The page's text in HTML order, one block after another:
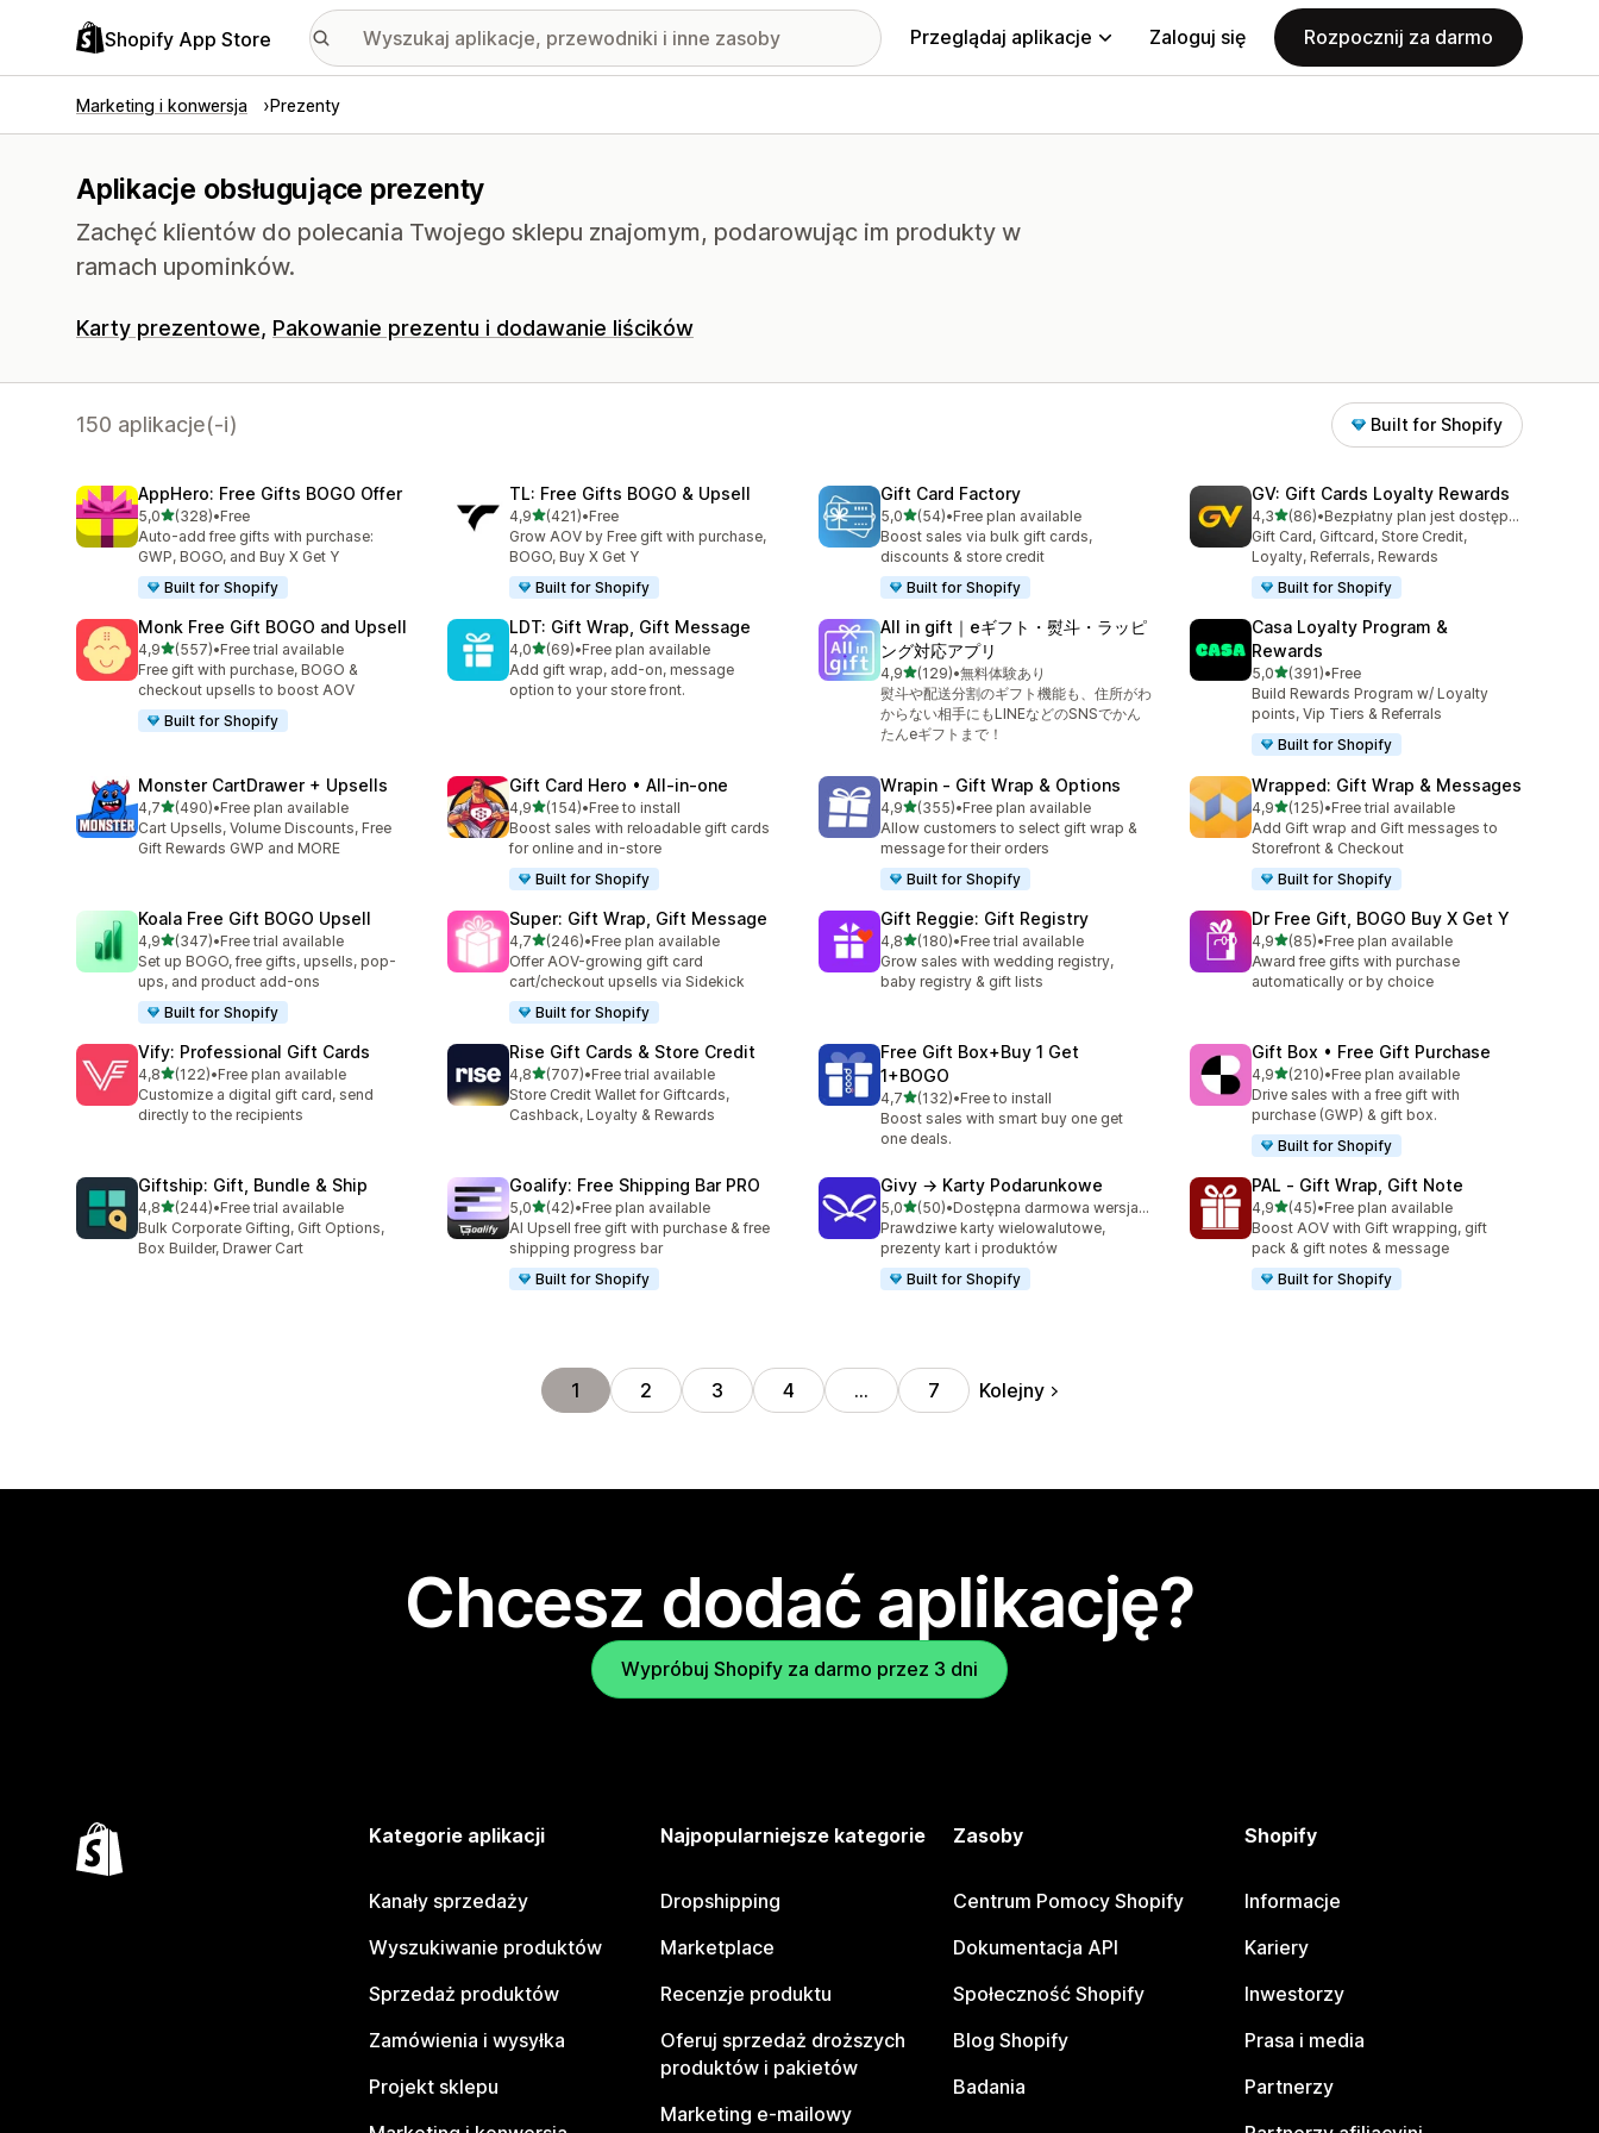
Shopify App Store Przeglądaj aplikacje Zaloguj się Rozpocznij za darmo
Marketing i konwersja Prezenty
Aplikacje obsługujące prezenty
Zachęć klientów do polecania Twojego sklepu znajomym, podarowując im produkty w
ramach upominków.
Karty prezentowe Pakowanie prezentu i dodawanie liścików
150 aplikacje(-i) Built for Shopify
AppHero: Free Gifts BOGO Offer
5,0na 5 gwiazdek
(328)
Łączna liczba recenzji: 328
•Free
Auto-add free gifts with purchase:
GWP, BOGO, and Buy X Get Y
Built for Shopify
TL: Free Gifts BOGO & Upsell
4,9na 5 gwiazdek
(421)
Łączna liczba recenzji: 421
•Free
Grow AOV by Free gift with purchase,
BOGO, Buy X Get Y
Built for Shopify
Gift Card Factory
5,0na 5 gwiazdek
(54)
Łączna liczba recenzji: 54
•Free plan available
Boost sales via bulk gift cards,
discounts & store credit
Built for Shopify
GV: Gift Cards Loyalty Rewards
4,3na 5 gwiazdek
(86)
Łączna liczba recenzji: 86
•
Bezpłatny plan jest dostępny
Gift Card, Giftcard, Store Credit,
Loyalty, Referrals, Rewards
Built for Shopify
Monk Free Gift BOGO and Upsell
4,9na 5 gwiazdek
(557)
Łączna liczba recenzji: 557
•Free trial available
Free gift with purchase, BOGO &
checkout upsells to boost AOV
Built for Shopify
LDT: Gift Wrap, Gift Message
4,0na 5 gwiazdek
(69)
Łączna liczba recenzji: 69
•Free plan available
Add gift wrap, add-on, message
option to your store front.
All in gift｜eギフト・熨斗・ラッピ
ング対応アプリ
4,9na 5 gwiazdek
(129)
Łączna liczba recenzji: 129
•無料体験あり
熨斗や配送分割のギフト機能も、住所がわ
からない相手にもLINEなどのSNSでかん
たんeギフトまで！
Casa Loyalty Program &
Rewards
5,0na 5 gwiazdek
(391)
Łączna liczba recenzji: 391
•Free
Build Rewards Program w/ Loyalty
points, Vip Tiers & Referrals
Built for Shopify
Monster CartDrawer + Upsells
4,7na 5 gwiazdek
(490)
Łączna liczba recenzji: 490
•Free plan available
Cart Upsells, Volume Discounts, Free
Gift Rewards GWP and MORE
Gift Card Hero • All‑in‑one
4,9na 5 gwiazdek
(154)
Łączna liczba recenzji: 154
•Free to install
Boost sales with reloadable gift cards
for online and in-store
Built for Shopify
Wrapin ‑ Gift Wrap & Options
4,9na 5 gwiazdek
(355)
Łączna liczba recenzji: 355
•Free plan available
Allow customers to select gift wrap &
message for their orders
Built for Shopify
Wrapped: Gift Wrap & Messages
4,9na 5 gwiazdek
(125)
Łączna liczba recenzji: 125
•Free trial available
Add Gift wrap and Gift messages to
Storefront & Checkout
Built for Shopify
Koala Free Gift BOGO Upsell
4,9na 5 gwiazdek
(347)
Łączna liczba recenzji: 347
•Free trial available
Set up BOGO, free gifts, upsells, pop-
ups, and product add-ons
Built for Shopify
Super: Gift Wrap, Gift Message
4,7na 5 gwiazdek
(246)
Łączna liczba recenzji: 246
•Free plan available
Offer AOV-growing gift card
cart/checkout upsells via Sidekick
Built for Shopify
Gift Reggie: Gift Registry
4,8na 5 gwiazdek
(180)
Łączna liczba recenzji: 180
•Free trial available
Grow sales with wedding registry,
baby registry & gift lists
Dr Free Gift, BOGO Buy X Get Y
4,9na 5 gwiazdek
(85)
Łączna liczba recenzji: 85
•Free plan available
Award free gifts with purchase
automatically or by choice
Vify: Professional Gift Cards
4,8na 5 gwiazdek
(122)
Łączna liczba recenzji: 122
•Free plan available
Customize a digital gift card, send
directly to the recipients
Rise Gift Cards & Store Credit
4,8na 5 gwiazdek
(707)
Łączna liczba recenzji: 707
•Free trial available
Store Credit Wallet for Giftcards,
Cashback, Loyalty & Rewards
Free Gift Box+Buy 1 Get
1+BOGO
4,7na 5 gwiazdek
(132)
Łączna liczba recenzji: 132
•Free to install
Boost sales with smart buy one get
one deals.
Gift Box • Free Gift Purchase
4,9na 5 gwiazdek
(210)
Łączna liczba recenzji: 210
•Free plan available
Drive sales with a free gift with
purchase (GWP) & gift box.
Built for Shopify
Giftship: Gift, Bundle & Ship
4,8na 5 gwiazdek
(244)
Łączna liczba recenzji: 244
•Free trial available
Bulk Corporate Gifting, Gift Options,
Box Builder, Drawer Cart
Goalify: Free Shipping Bar PRO
5,0na 5 gwiazdek
(42)
Łączna liczba recenzji: 42
•Free plan available
AI Upsell free gift with purchase & free
shipping progress bar
Built for Shopify
Givy → Karty Podarunkowe
5,0na 5 gwiazdek
(50)
Łączna liczba recenzji: 50
•
Dostępna darmowa wersja próbna
Prawdziwe karty wielowalutowe,
prezenty kart i produktów
Built for Shopify
PAL ‑ Gift Wrap, Gift Note
4,9na 5 gwiazdek
(45)
Łączna liczba recenzji: 45
•Free plan available
Boost AOV with Gift wrapping, gift
pack & gift notes & message
Built for Shopify
1 2 3 4 … 7 Kolejny
Chcesz dodać aplikację?
Wypróbuj Shopify za darmo przez 3 dni
Kategorie aplikacji
Kanały sprzedaży
Wyszukiwanie produktów
Sprzedaż produktów
Zamówienia i wysyłka
Projekt sklepu
Najpopularniejsze kategorie
Dropshipping
Marketplace
Recenzje produktu
Oferuj sprzedaż droższych
produktów i pakietów
Marketing e-mailowy
Zasoby
Centrum Pomocy Shopify
Dokumentacja API
Społeczność Shopify
Blog Shopify
Badania
Shopify
Informacje
Kariery
Inwestorzy
Prasa i media
Partnerzy